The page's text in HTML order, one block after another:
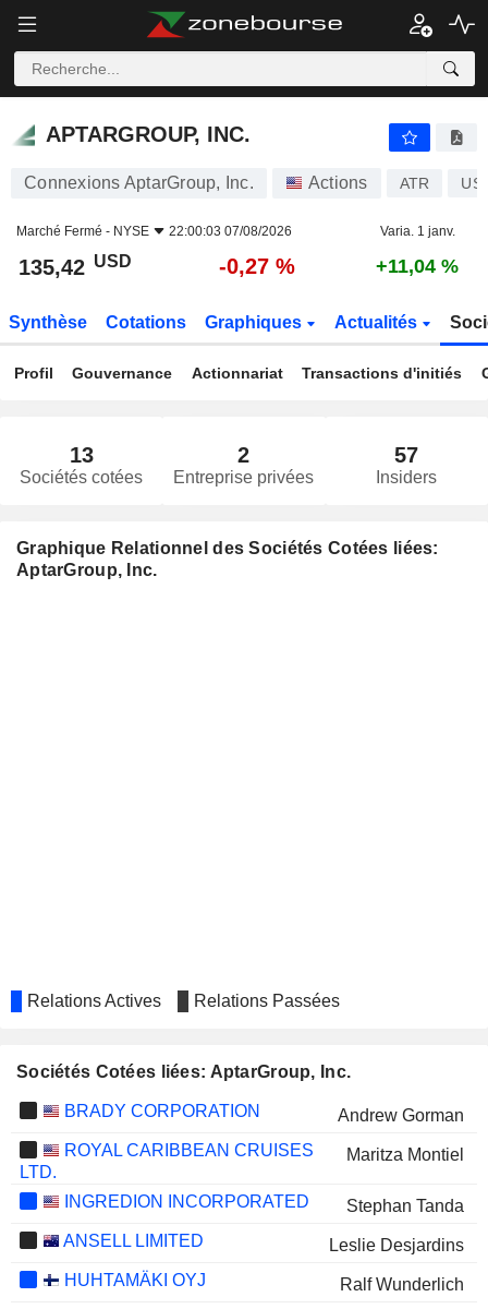
APTARGROUP, INC.
APTARGROUP, INC.
Connexions AptarGroup, Inc. Actions ATR
Marché Fermé - NYSE 22:00:03 07/08/2026 Varia. 1 janv.
135,42 USD -0,27 % +11,04 %
Synthèse Cotations Graphiques Actualités
Profil Gouvernance Actionnariat Transactions d'initiés
13
Sociétés cotées
2
Entreprise privées
57
Insiders
Graphique Relationnel des Sociétés Cotées liées:
AptarGroup, Inc.
Relations Actives Relations Passées
Sociétés Cotées liées: AptarGroup, Inc.
BRADY CORPORATION
Andrew Gorman
ROYAL CARIBBEAN CRUISES
LTD.
Maritza Montiel
INGREDION INCORPORATED
Stephan Tanda
ANSELL LIMITED
Leslie Desjardins
HUHTAMÄKI OYJ
Ralf Wunderlich